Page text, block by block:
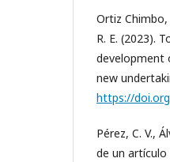
Ortiz Chimbo,
R. E. (2023).
development
new
https://
Pérez, C. V.,
de un artículo